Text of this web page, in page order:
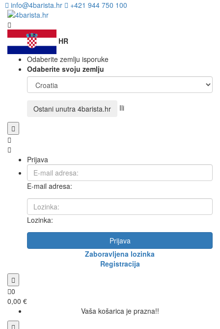
info@4barista.hr +421 944 750 100
HR
Odaberite zemlju isporuke
Odaberite svoju zemlju
Ostani unutra 4barista.hr Ili
Prijava
E-mail adresa:
Lozinka:
Prijava
Zaboravljena lozinka
Registracija
0
0,00 €
Vaša košarica je prazna!!